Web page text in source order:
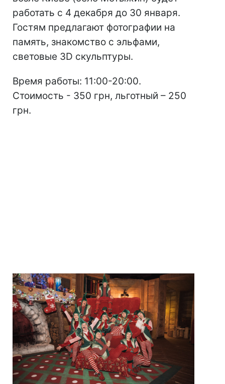
работать с 4 декабря до 30 января.
Гостям предлагают фотографии на
память, знакомство с эльфами,
световые 3D скульптуры.
Время работы: 11:00-20:00.
Стоимость - 350 грн, льготный – 250
грн.